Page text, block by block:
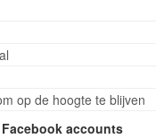
op de hoogte te blijven
accounts